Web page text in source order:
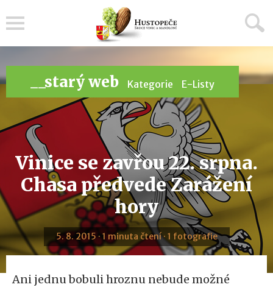
__starý web Kategorie E-Listy
Vinice se zavřou 22. srpna.
Chasa předvede Zarážení
hory
5. 8. 2015 · 1 minuta čtení · 1 fotografie
Ani jednu bobuli hroznu nebude možné